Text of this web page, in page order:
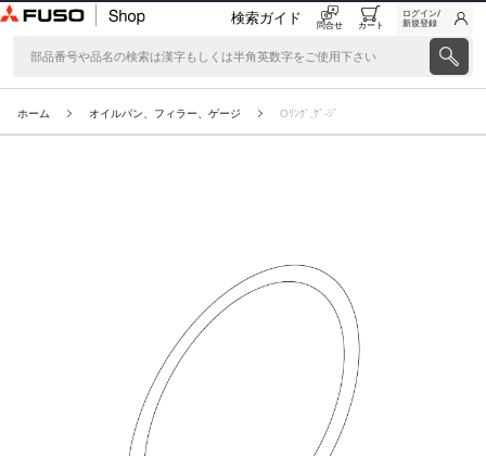
検索ガイド 問合せ カート
ログイン/
新規登録
ホーム オイルパン、フィラー、ゲージ Oﾘﾝｸﾞ,ｹﾞ-ｼﾞ